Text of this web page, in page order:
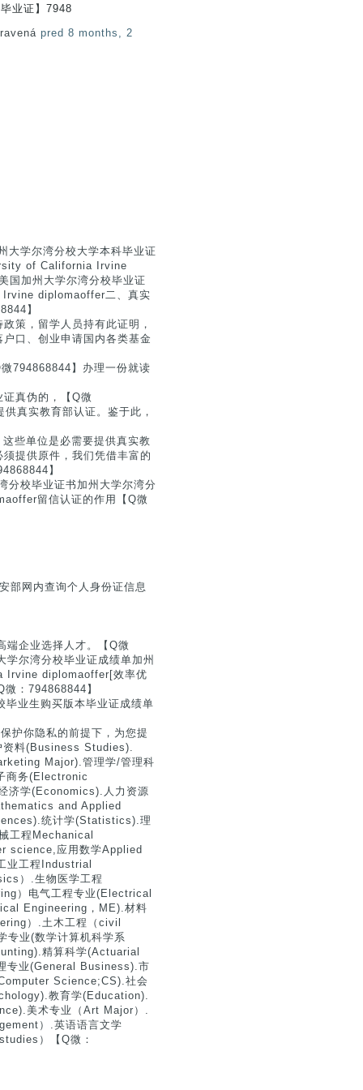
业证】7948
pred 8 months, 2
大学尔湾分校大学本科毕业证
of California Irvine
国加州大学尔湾分校毕业证
diplomaoffer二、真实
】
策，留学人员持有此证明，
口、创业申请国内各类基金
794868844】办理一份就读
真伪的，【Q微
真实教育部认证。鉴于此，
些单位是必需要提供真实教
提供原件，我们凭借丰富的
】
分校毕业证书加州大学尔湾分
留信认证的作用【Q微
部网内查询个人身份证信息
端企业选择人才。【Q微
尔湾分校毕业证成绩单加州
Irvine diplomaoffer[效率优
：794868844】
业生购买版本毕业证成绩单
护你隐私的前提下，为您提
资料(Business Studies).
Major).管理学/管理科
商务(Electronic
济学(Economics).人力资源
and Applied
统计学(Statistics).理
工程Mechanical
science,应用数学Applied
业工程Industrial
）.生物医学工程
）电气工程专业(Electrical
Engineering，ME).材料
）.土木工程（civil
业(数学计算机科学系
精算科学(Actuarial
专业(General Business).市
Science;CS).社会
教育学(Education).
美术专业（Art Major）.
）.英语语言文学
）【Q微：